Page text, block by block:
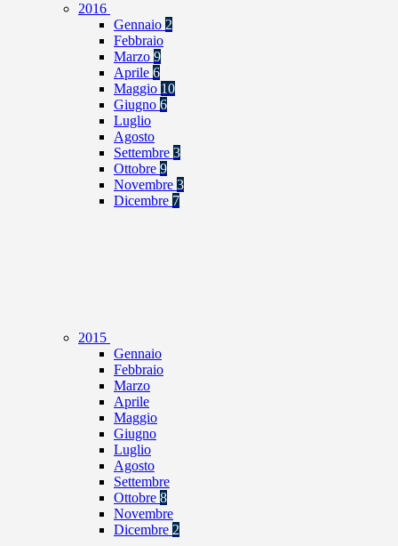
2016
Gennaio 2
Febbraio
Marzo 9
Aprile 6
Maggio 10
Giugno 6
Luglio
Agosto
Settembre 3
Ottobre 9
Novembre 3
Dicembre 7
2015
Gennaio
Febbraio
Marzo
Aprile
Maggio
Giugno
Luglio
Agosto
Settembre
Ottobre 8
Novembre
Dicembre 2